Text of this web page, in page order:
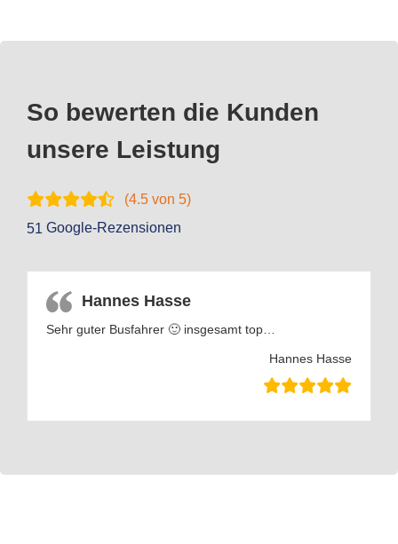
So bewerten die Kunden
unsere Leistung
(4.5 von 5)
51 Google-Rezensionen
Hannes Hasse
Sehr guter Busfahrer 🙂 insgesamt top…
Hannes Hasse